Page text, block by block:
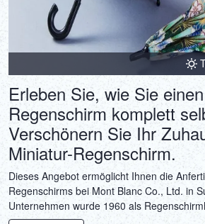
Erleben Sie, wie Sie
Regenschirm komplett
Verschönern Sie Ihr
Miniatur-Regenschirm.
Dieses Angebot ermöglicht Ihnen die
Regenschirms bei Mont Blanc Co., Ltd. in
Unternehmen wurde 1960 als
Regenschirme im westlichen Stil, gefertigt